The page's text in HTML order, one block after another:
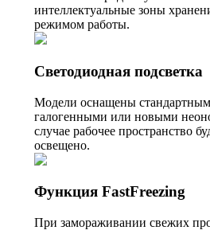
интеллектуальные зоны
режимом работы.
Светодиодная подсветка
Модели оснащены
галогенными или новыми
случае рабочее пространство
освещено.
Функция FastFreezing
При замораживании свежих